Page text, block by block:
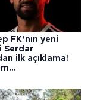
FK’nın yeni
Serdar
ilk açıklama!